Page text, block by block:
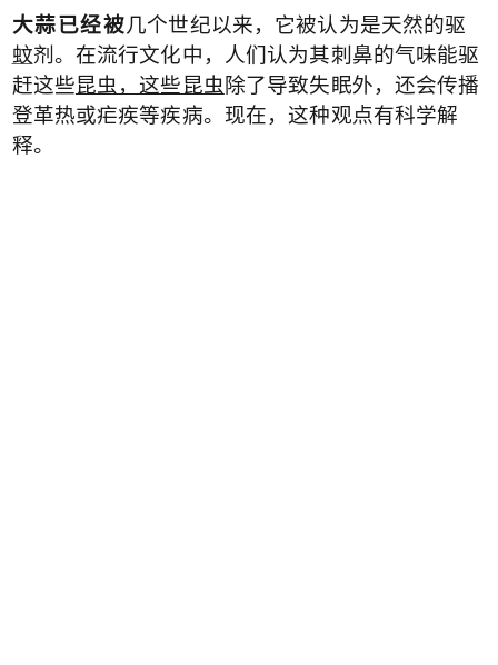
大蒜已经被几个世纪以来，它被认为是天然的驱
蚊剂。在流行文化中，人们认为其刺鼻的气味能驱
赶这些昆虫，这些昆虫除了导致失眠外，还会传播
登革热或疟疾等疾病。现在，这种观点有科学解
释。